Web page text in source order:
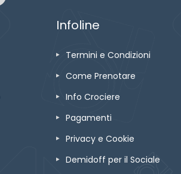
Infoline
Termini e Condizioni
Come Prenotare
Info Crociere
Pagamenti
Privacy e Cookie
Demidoff per il Sociale